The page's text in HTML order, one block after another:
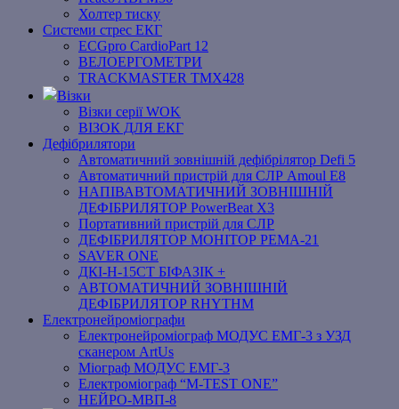
Холтер тиску
Системи стрес ЕКГ
ECGpro CardioPart 12
ВЕЛОЕРГОМЕТРИ
TRACKMASTER TMX428
Візки
Візки серії WOK
ВІЗОК ДЛЯ ЕКГ
Дефібрилятори
Автоматичний зовнішній дефібрілятор Defi 5
Автоматичний пристрій для СЛР Amoul E8
НАПІВАВТОМАТИЧНИЙ ЗОВНІШНІЙ
ДЕФІБРИЛЯТОР PowerBeat X3
Портативний пристрій для СЛР
ДЕФІБРИЛЯТОР МОНІТОР РЕМА-21
SAVER ONE
ДКІ-Н-15СТ БІФАЗІК +
АВТОМАТИЧНИЙ ЗОВНІШНІЙ
ДЕФІБРИЛЯТОР RHYTHM
Електронейроміографи
Електронейроміограф МОДУС ЕМГ-3 з УЗД
сканером ArtUs
Міограф МОДУС ЕМГ-3
Електроміограф “M-TEST ONE”
НЕЙРО-МВП-8